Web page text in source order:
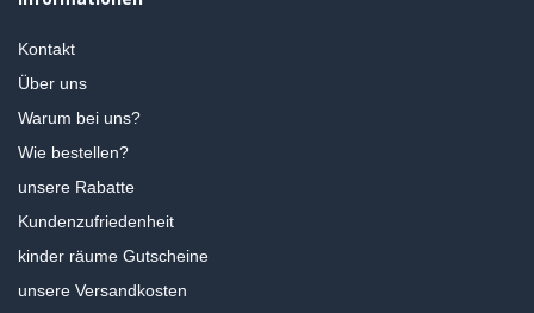
Kontakt
Über uns
Warum bei uns?
Wie bestellen?
unsere Rabatte
Kundenzufriedenheit
kinder räume Gutscheine
unsere Versandkosten